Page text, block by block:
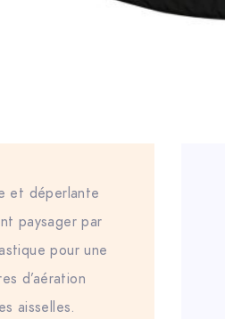
et déperlante
paysager par
pour une
d’aération
aisselles.